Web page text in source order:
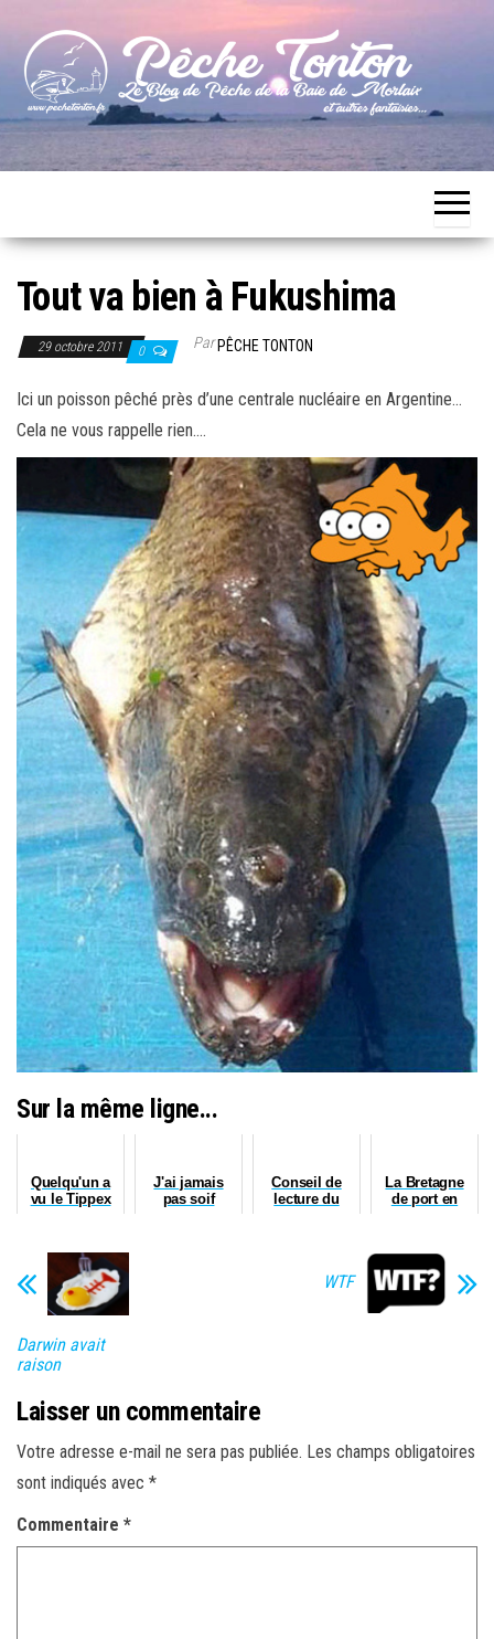
content
Pêche
Le blog
de
Baie de
Tout va bien à Fukushima
29 octobre 2011 0 ParPÊCHE TONTON
Ici un poisson pêché près d’une centrale nucléaire en Argentine…
Cela ne vous rappelle rien….
Sur la même ligne...
Quelqu'un a
vu le Tippex
J'ai jamais
pas soif
Conseil de
lecture du
La Bretagne
de port en
Darwin avait
raison
WTF
Laisser un commentaire
Votre adresse e-mail ne sera pas publiée. Les champs obligatoires
sont indiqués avec *
Commentaire *